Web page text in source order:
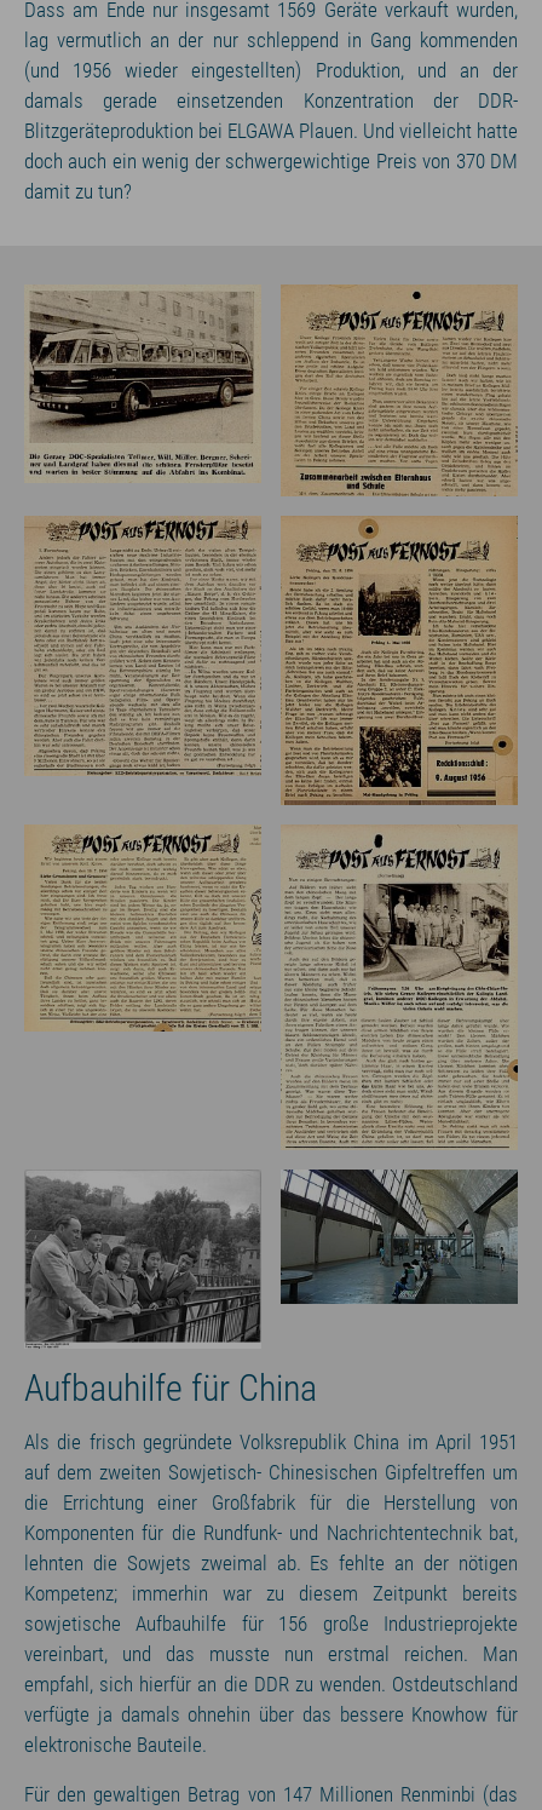
Dass am Ende nur insgesamt 1569 Geräte verkauft wurden,
lag vermutlich an der nur schleppend in Gang kommenden
(und 1956 wieder eingestellten) Produktion, und an der
damals gerade einsetzenden Konzentration der DDR-
Blitzgeräteproduktion bei ELGAWA Plauen. Und vielleicht hatte
doch auch ein wenig der schwergewichtige Preis von 370 DM
damit zu tun?
Aufbauhilfe für China
Als die frisch gegründete Volksrepublik China im April 1951
auf dem zweiten Sowjetisch- Chinesischen Gipfeltreffen um
die Errichtung einer Großfabrik für die Herstellung von
Komponenten für die Rundfunk- und Nachrichtentechnik bat,
lehnten die Sowjets zweimal ab. Es fehlte an der nötigen
Kompetenz; immerhin war zu diesem Zeitpunkt bereits
sowjetische Aufbauhilfe für 156 große Industrieprojekte
vereinbart, und das musste nun erstmal reichen. Man
empfahl, sich hierfür an die DDR zu wenden. Ostdeutschland
verfügte ja damals ohnehin über das bessere Knowhow für
elektronische Bauteile.
Für den gewaltigen Betrag von 147 Millionen Renminbi (das